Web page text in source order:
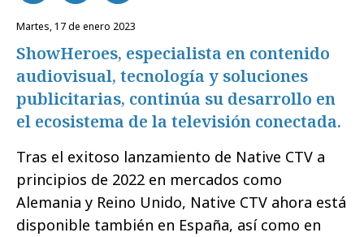
martes, 17 de enero 2023
ShowHeroes, especialista en contenido
audiovisual, tecnología y soluciones
publicitarias, continúa su desarrollo en
el ecosistema de la televisión conectada.
Tras el exitoso lanzamiento de Native CTV a
principios de 2022 en mercados como
Alemania y Reino Unido, Native CTV ahora está
disponible también en España, así como en